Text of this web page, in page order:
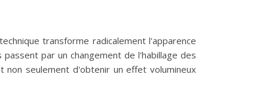
transforme radicalement l'apparence
par un changement de l'habillage des
seulement d'obtenir un effet volumineux